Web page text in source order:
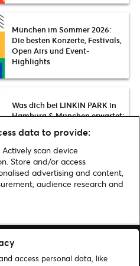
München im Sommer 2026:
Die besten Konzerte, Festivals,
Open Airs und Event-
Highlights
Was dich bei LINKIN PARK in
Hamburg & München erwartet:
2026
hat ein neues Festival
data to provide:
scan device
Store and/or access
advertising and content,
audience research and
access personal data, like